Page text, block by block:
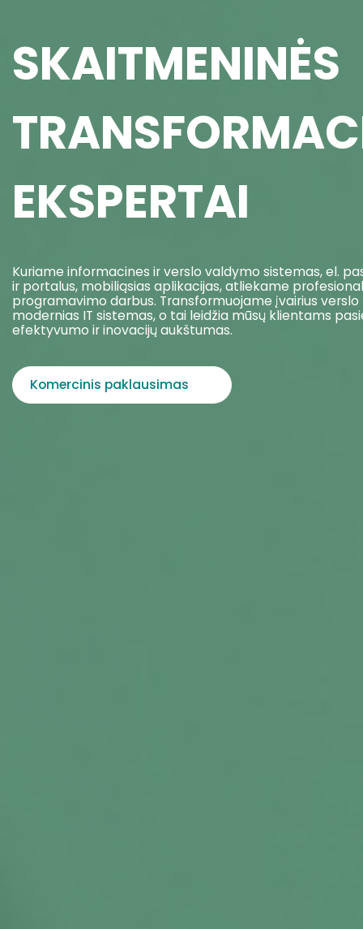
SKAITMENINĖS
EKSPERTAI
Kuriame informacines ir verslo valdymo sistemas, el.
ir portalus, mobiliąsias aplikacijas, atliekame
programavimo darbus. Transformuojame įvairius
modernias IT sistemas, o tai leidžia mūsų klientams
efektyvumo ir inovacijų aukštumas.
Komercinis paklausimas